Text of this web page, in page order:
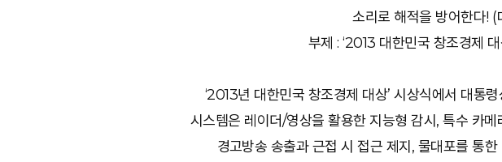
소리로 해적을 방어한다!
부제 : ‘2013 대한민국 창조경제
‘2013년 대한민국 창조경제 대상’ 시상식에서 대통
시스템은 레이더/영상을 활용한 지능형 감시, 특수 카
경고방송 송출과 근접 시 접근 제지, 물대포를 통